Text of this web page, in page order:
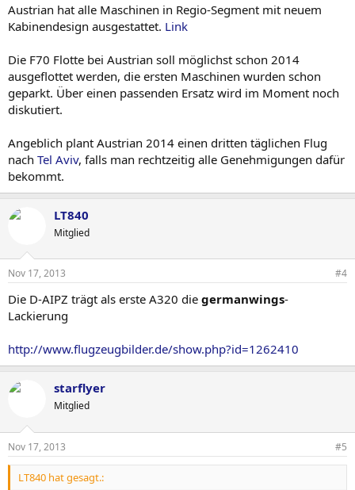
Austrian hat alle Maschinen in Regio-Segment mit neuem
Kabinendesign ausgestattet. Link
Die F70 Flotte bei Austrian soll möglichst schon 2014
ausgeflottet werden, die ersten Maschinen wurden schon
geparkt. Über einen passenden Ersatz wird im Moment noch
diskutiert.
Angeblich plant Austrian 2014 einen dritten täglichen Flug
nach Tel Aviv, falls man rechtzeitig alle Genehmigungen dafür
bekommt.
LT840
Mitglied
Nov 17, 2013 #4
Die D-AIPZ trägt als erste A320 die germanwings-
Lackierung
http://www.flugzeugbilder.de/show.php?id=1262410
starflyer
Mitglied
Nov 17, 2013 #5
LT840 hat gesagt.: